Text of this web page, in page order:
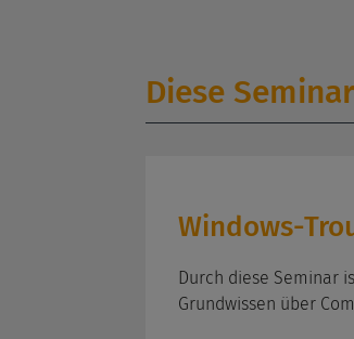
Diese
Windows-
Durch diese Seminar
Grundwissen über